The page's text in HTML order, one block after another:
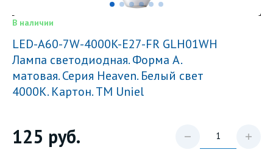
В наличии
LED-A60-7W-4000K-E27-FR GLH01WH
Лампа светодиодная. Форма A.
матовая. Серия Heaven. Белый свет
4000K. Картон. ТМ Uniel
125 руб.